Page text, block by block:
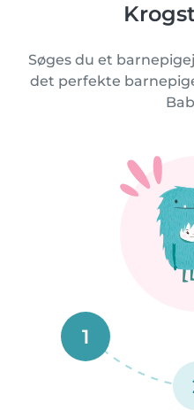
Søges du et
det perfekte
1